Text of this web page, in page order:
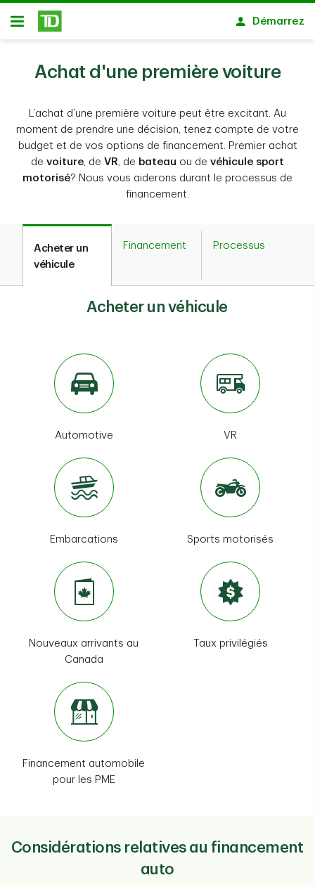
Passer au contenu principal
Ouvert
Démarrez
Achat d'une première voiture
L’achat d’une première voiture peut être excitant. Au
moment de prendre une décision, tenez compte de votre
budget et de vos options de financement. Premier achat
de voiture, de VR, de bateau ou de véhicule sport
motorisé? Nous vous aiderons durant le processus de
financement.
Acheter un
véhicule
Financement Processus
Acheter un véhicule
Automotive VR
Embarcations Sports motorisés
Nouveaux arrivants au
Canada
Taux privilégiés
Financement automobile
pour les PME
Considérations relatives au financement
auto